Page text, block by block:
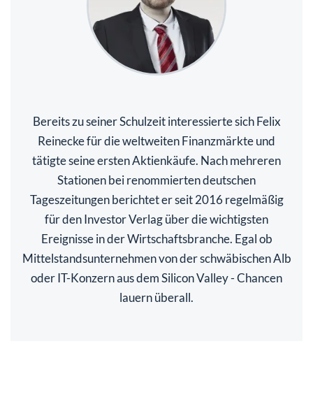
Bereits zu seiner Schulzeit interessierte sich Felix
Reinecke für die weltweiten Finanzmärkte und
tätigte seine ersten Aktienkäufe. Nach mehreren
Stationen bei renommierten deutschen
Tageszeitungen berichtet er seit 2016 regelmäßig
für den Investor Verlag über die wichtigsten
Ereignisse in der Wirtschaftsbranche. Egal ob
Mittelstandsunternehmen von der schwäbischen Alb
oder IT-Konzern aus dem Silicon Valley - Chancen
lauern überall.